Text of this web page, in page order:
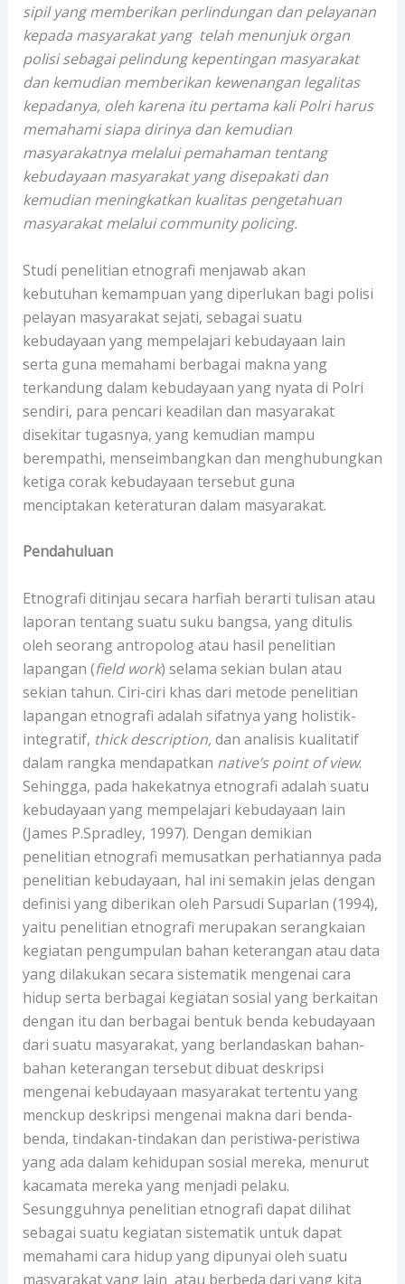
sipil yang memberikan perlindungan dan pelayanan
kepada masyarakat yang telah menunjuk organ
polisi sebagai pelindung kepentingan masyarakat
dan kemudian memberikan kewenangan legalitas
kepadanya, oleh karena itu pertama kali Polri harus
memahami siapa dirinya dan kemudian
masyarakatnya melalui pemahaman tentang
kebudayaan masyarakat yang disepakati dan
kemudian meningkatkan kualitas pengetahuan
masyarakat melalui community policing.
Studi penelitian etnografi menjawab akan
kebutuhan kemampuan yang diperlukan bagi polisi
pelayan masyarakat sejati, sebagai suatu
kebudayaan yang mempelajari kebudayaan lain
serta guna memahami berbagai makna yang
terkandung dalam kebudayaan yang nyata di Polri
sendiri, para pencari keadilan dan masyarakat
disekitar tugasnya, yang kemudian mampu
berempathi, menseimbangkan dan menghubungkan
ketiga corak kebudayaan tersebut guna
menciptakan keteraturan dalam masyarakat.
Pendahuluan
Etnografi ditinjau secara harfiah berarti tulisan atau
laporan tentang suatu suku bangsa, yang ditulis
oleh seorang antropolog atau hasil penelitian
lapangan (field work) selama sekian bulan atau
sekian tahun. Ciri-ciri khas dari metode penelitian
lapangan etnografi adalah sifatnya yang holistik-
integratif, thick description,dan analisis kualitatif
dalam rangka mendapatkan native’s point of view.
Sehingga, pada hakekatnya etnografi adalah suatu
kebudayaan yang mempelajari kebudayaan lain
(James P.Spradley, 1997). Dengan demikian
penelitian etnografi memusatkan perhatiannya pada
penelitian kebudayaan, hal ini semakin jelas dengan
definisi yang diberikan oleh Parsudi Suparlan (1994),
yaitu penelitian etnografi merupakan serangkaian
kegiatan pengumpulan bahan keterangan atau data
yang dilakukan secara sistematik mengenai cara
hidup serta berbagai kegiatan sosial yang berkaitan
dengan itu dan berbagai bentuk benda kebudayaan
dari suatu masyarakat, yang berlandaskan bahan-
bahan keterangan tersebut dibuat deskripsi
mengenai kebudayaan masyarakat tertentu yang
menckup deskripsi mengenai makna dari benda-
benda, tindakan-tindakan dan peristiwa-peristiwa
yang ada dalam kehidupan sosial mereka, menurut
kacamata mereka yang menjadi pelaku.
Sesungguhnya penelitian etnografi dapat dilihat
sebagai suatu kegiatan sistematik untuk dapat
memahami cara hidup yang dipunyai oleh suatu
masyarakat yang lain atau berbeda dari yang kita